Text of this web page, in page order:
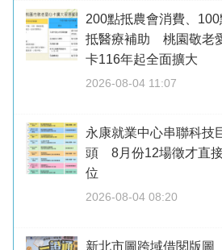
200點抵農會消費、100
抵醫療補助 桃園敬老
卡116年起全面擴大
2026-08-04 11:07
永康就業中心串聯科技
頭 8月份12場徵才直
位
2026-08-04 08:20
新北市圖跨域借閱版